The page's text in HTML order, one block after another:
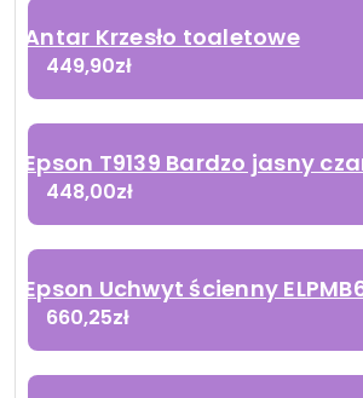
Antar Krzesło toaletowe
449,90zł
Epson T9139 Bardzo jasny
448,00zł
Epson Uchwyt ścienny
660,25zł